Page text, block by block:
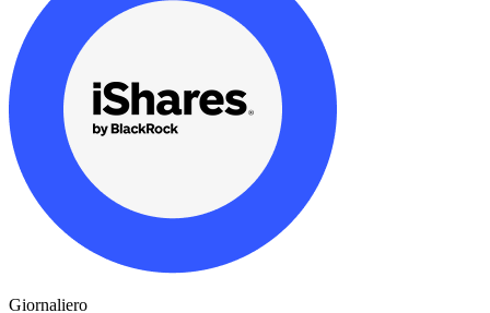
Giornaliero